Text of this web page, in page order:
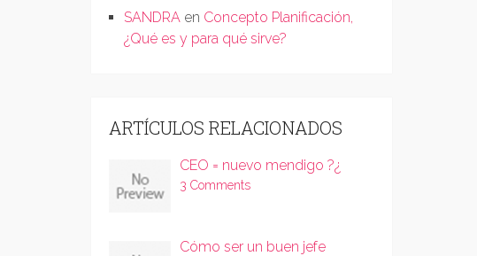
SANDRA en Concepto Planificación,
¿Qué es y para qué sirve?
ARTÍCULOS RELACIONADOS
CEO = nuevo mendigo ?¿
3 Comments
Cómo ser un buen jefe